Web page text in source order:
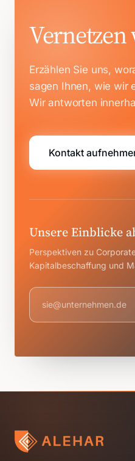
Vernetzen
Erzählen Sie uns,
sagen Ihnen, wie wir
Wir antworten
Kontakt
Unsere Einblicke
Perspektiven zu
Kapitalbeschaffung und